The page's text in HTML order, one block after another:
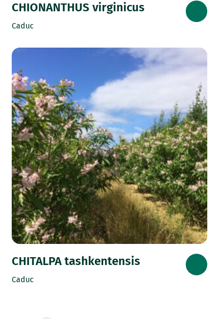
CHIONANTHUS virginicus
Caduc
CHITALPA tashkentensis
Caduc